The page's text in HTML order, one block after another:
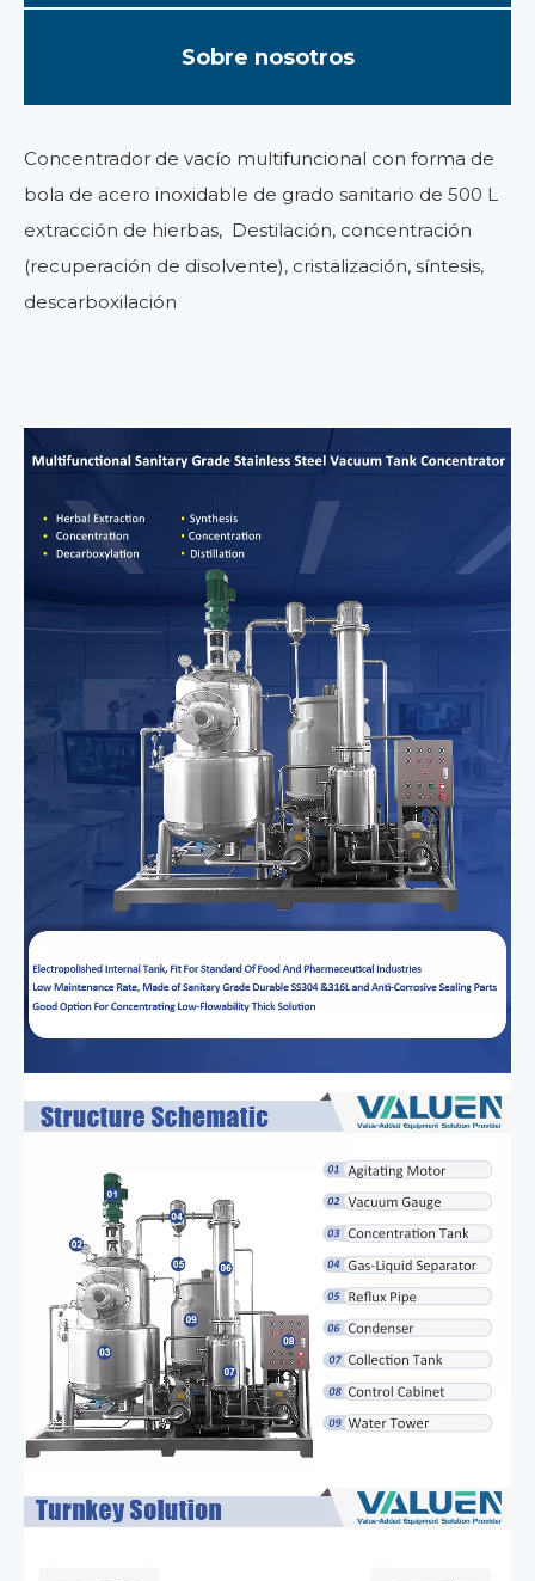
Sobre nosotros
Concentrador de vacío multifuncional con forma de
bola de acero inoxidable de grado sanitario de 500 L
extracción de hierbas, Destilación, concentración
(recuperación de disolvente), cristalización, síntesis,
descarboxilación